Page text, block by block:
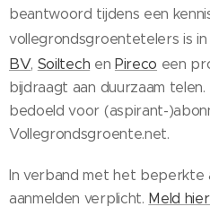
beantwoord tijdens een
vollegrondsgroentetelers is
BV, Soiltech en Pireco een
bijdraagt aan duurzaam
bedoeld voor (aspirant-
Vollegrondsgroente.net.
In verband met het beperkte
aanmelden verplicht. Meld